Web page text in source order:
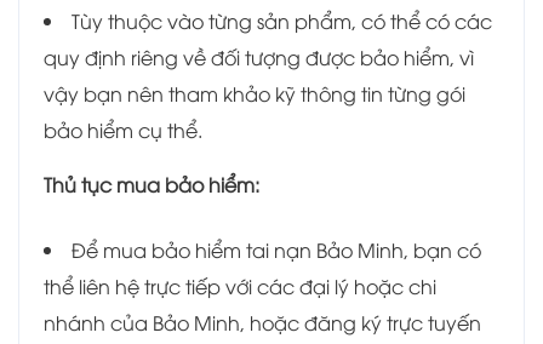
Tùy thuộc vào từng sản phẩm, có thể có các
quy định riêng về đối tượng được bảo hiểm, vì
vậy bạn nên tham khảo kỹ thông tin từng gói
bảo hiểm cụ thể.
Thủ tục mua bảo hiểm:
Để mua bảo hiểm tai nạn Bảo Minh, bạn có
thể liên hệ trực tiếp với các đại lý hoặc chi
nhánh của Bảo Minh, hoặc đăng ký trực tuyến